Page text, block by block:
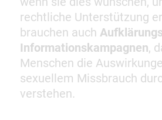
rechtliche Unterstützung
brauchen auch
Informationskampagnen,
Menschen die
sexuellem Missbrauch
verstehen.